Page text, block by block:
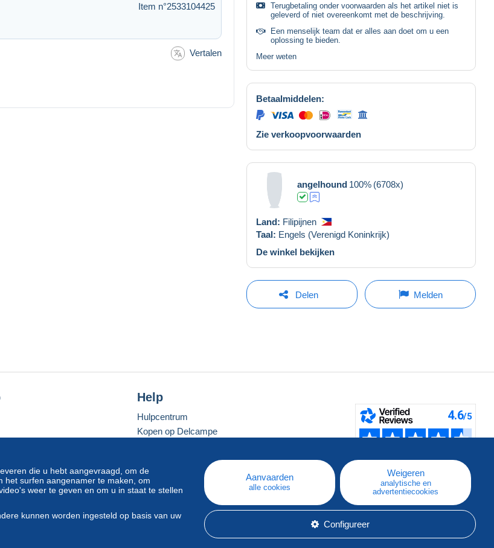
Item n°2533104425
Vertalen
Terugbetaling onder voorwaarden als het artikel niet is
geleverd of niet overeenkomt met de beschrijving.
Een menselijk team dat er alles aan doet om u een
oplossing te bieden.
Meer weten
Betaalmiddelen:
Zie verkoopvoorwaarden
angelhound 100% (6708x)
Land: Filipijnen
Taal: Engels (Verenigd Koninkrijk)
De winkel bekijken
Delen Melden
die u hebt aangevraagd, om de
het surfen aangenamer te maken, om
weer te geven en om u in staat te stellen
kunnen worden ingesteld op basis van uw
Aanvaarden
alle cookies
Weigeren
analytische en
advertentiecookies
Configureer
Help
Hulpcentrum
Kopen op Delcampe
Een beveiligde website